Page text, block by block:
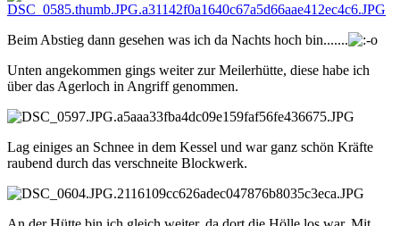
Beim Abstieg dann gesehen was ich da Nachts hoch bin.......
Unten angekommen gings weiter zur Meilerhütte, diese habe ich
über das Agerloch in Angriff genommen.
Lag einiges an Schnee in dem Kessel und war ganz schön Kräfte
raubend durch das verschneite Blockwerk.